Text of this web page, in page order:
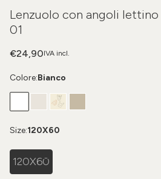
Lenzuolo con angoli lettino
01
IVA incl.
€24,90
Colore:Bianco
Size:120X60
120X60